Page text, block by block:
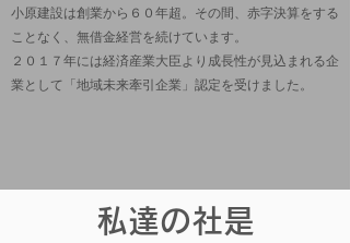
小原建設は創業から６０年超。 その間、赤字決算をする
ことなく、無借金経営を続けています。
２０１７年には経済産業大臣より成長性が見込まれる企
業として「地域未来牽引企業」認定を受けました。
​私達の社是